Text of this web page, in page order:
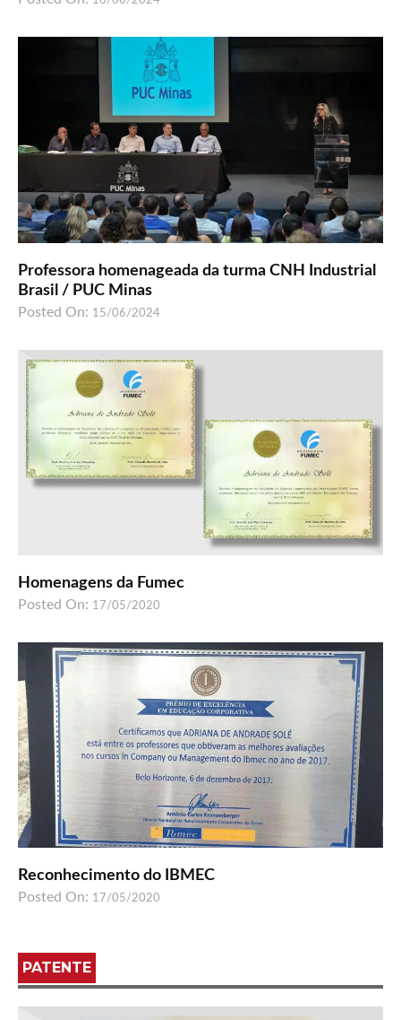
Professora homenageada da turma CNH Industrial
Brasil / PUC Minas
Posted On: 15/06/2024
Homenagens da Fumec
Posted On: 17/05/2020
Reconhecimento do IBMEC
Posted On: 17/05/2020
PATENTE